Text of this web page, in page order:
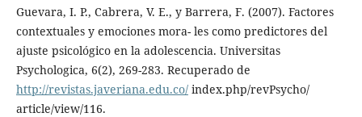
Guevara, I. P., Cabrera, V. E., y Barrera, F. (2007). Factores
contextuales y emociones mora- les como predictores del
ajuste psicológico en la adolescencia. Universitas
Psychologica, 6(2), 269-283. Recuperado de
http://revistas.javeriana.edu.co/index.php/revPsycho/
article/view/116.